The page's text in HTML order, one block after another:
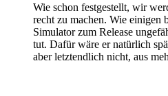
Wie schon festgestellt, wir
recht zu machen. Wie einigen
Simulator zum Release
tut. Dafür wäre er natürlich
aber letztendlich nicht, aus